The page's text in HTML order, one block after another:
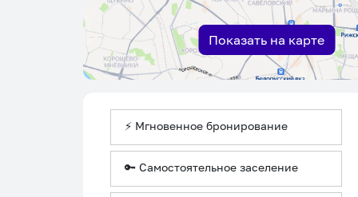
Показать на карте
⚡ Мгновенное бронирование
🔑 Самостоятельное заселение